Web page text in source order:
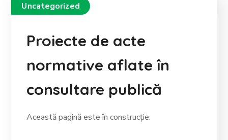
Uncategorized
Proiecte de acte
normative aflate în
consultare publică
Această pagină este în construcție.